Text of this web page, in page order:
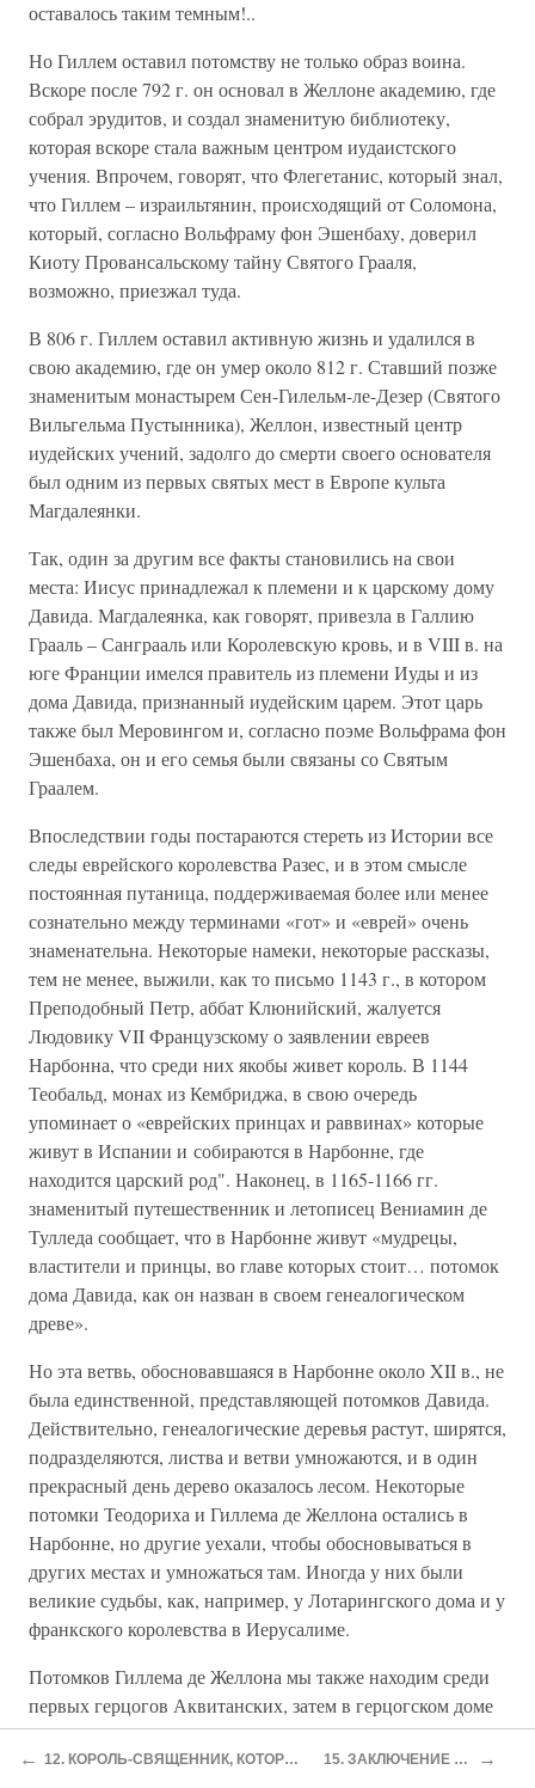
оставалось таким темным!..
Но Гиллем оставил потомству не только образ воина.
Вскоре после 792 г. он основал в Желлоне академию, где
собрал эрудитов, и создал знаменитую библиотеку,
которая вскоре стала важным центром иудаистского
учения. Впрочем, говорят, что Флегетанис, который знал,
что Гиллем – израильтянин, происходящий от Соломона,
который, согласно Вольфраму фон Эшенбаху, доверил
Киоту Провансальскому тайну Святого Грааля,
возможно, приезжал туда.
В 806 г. Гиллем оставил активную жизнь и удалился в
свою академию, где он умер около 812 г. Ставший позже
знаменитым монастырем Сен-Гилельм-ле-Дезер (Святого
Вильгельма Пустынника), Желлон, известный центр
иудейских учений, задолго до смерти своего основателя
был одним из первых святых мест в Европе культа
Магдалеянки.
Так, один за другим все факты становились на свои
места: Иисус принадлежал к племени и к царскому дому
Давида. Магдалеянка, как говорят, привезла в Галлию
Грааль – Санграаль или Королевскую кровь, и в VIII в. на
юге Франции имелся правитель из племени Иуды и из
дома Давида, признанный иудейским царем. Этот царь
также был Меровингом и, согласно поэме Вольфрама фон
Эшенбаха, он и его семья были связаны со Святым
Граалем.
Впоследствии годы постараются стереть из Истории все
следы еврейского королевства Разес, и в этом смысле
постоянная путаница, поддерживаемая более или менее
сознательно между терминами «гот» и «еврей» очень
знаменательна. Некоторые намеки, некоторые рассказы,
тем не менее, выжили, как то письмо 1143 г., в котором
Преподобный Петр, аббат Клюнийский, жалуется
Людовику VII Французскому о заявлении евреев
Нарбонна, что среди них якобы живет король. В 1144
Теобальд, монах из Кембриджа, в свою очередь
упоминает о «еврейских принцах и раввинах» которые
живут в Испании и собираются в Нарбонне, где
находится царский род". Наконец, в 1165-1166 гг.
знаменитый путешественник и летописец Вениамин де
Тулледа сообщает, что в Нарбонне живут «мудрецы,
властители и принцы, во главе которых стоит… потомок
дома Давида, как он назван в своем генеалогическом
древе».
Но эта ветвь, обосновавшаяся в Нарбонне около XII в., не
была единственной, представляющей потомков Давида.
Действительно, генеалогические деревья растут, ширятся,
подразделяются, листва и ветви умножаются, и в один
прекрасный день дерево оказалось лесом. Некоторые
потомки Теодориха и Гиллема де Желлона остались в
Нарбонне, но другие уехали, чтобы обосновываться в
других местах и умножаться там. Иногда у них были
великие судьбы, как, например, у Лотарингского дома и у
франкского королевства в Иерусалиме.
Потомков Гиллема де Желлона мы также находим среди
первых герцогов Аквитанских, затем в герцогском доме
Бретани. В Х в. некто Гуго де Плантар, прозванный
«длинноносым», потомок Дагоберта II и прямой ветви от
← 12. КОРОЛЬ-СВЯЩЕННИК, КОТОРЫЙ НИКОГДА НЕ ЦАРСТВОВАЛ 15. ЗАКЛЮЧЕНИЕ И ПЕРСПЕКТИВЫ →